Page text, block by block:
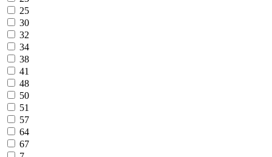
25
30
32
34
38
41
48
50
51
57
64
67